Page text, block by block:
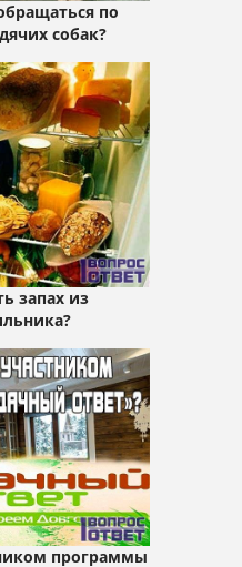
по
собак?
запах из
программы